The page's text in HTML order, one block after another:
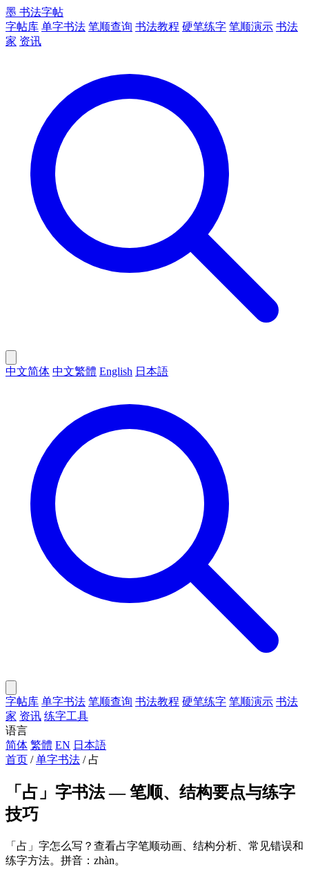
墨 书法字帖
字帖库 单字书法 笔顺查询 书法教程 硬笔练字 笔顺演示 书法
家 资讯
中文简体 中文繁體 English 日本語
字帖库 单字书法 笔顺查询 书法教程 硬笔练字 笔顺演示 书法
家 资讯 练字工具
语言
简体 繁體 EN 日本語
首页 / 单字书法 / 占
「占」字书法 — 笔顺、结构要点与练字
技巧
「占」字怎么写？查看占字笔顺动画、结构分析、常见错误和
练字方法。拼音：zhàn。